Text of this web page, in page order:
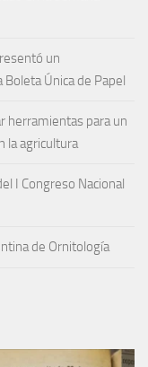
un
Única de Papel
herramientas para un
la agricultura
I Congreso Nacional
de Ornitología